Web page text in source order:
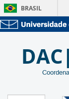
BRASIL